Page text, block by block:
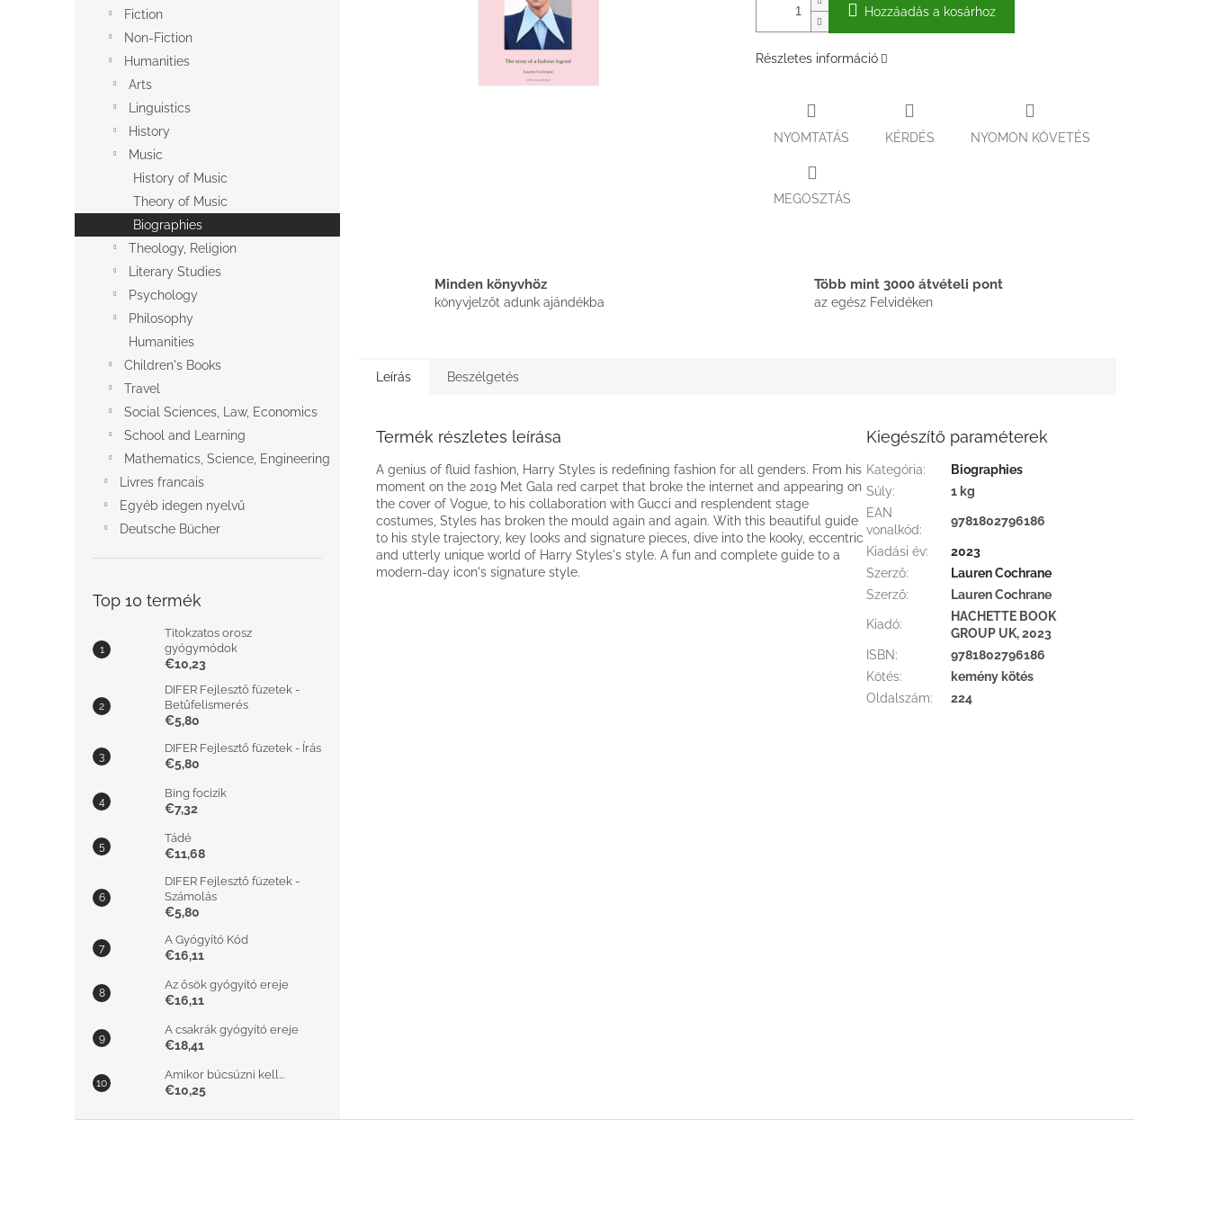
Fiction
Non-Fiction
Humanities
Arts
Linguistics
History
Music
History of Music
Theory of Music
Biographies
Theology, Religion
Literary Studies
Psychology
Philosophy
Humanities
Children's Books
Travel
Social Sciences, Law, Economics
School and Learning
Mathematics, Science, Engineering
Livres francais
Egyéb idegen nyelvű
Deutsche Bücher
Top 10 termék
Titokzatos orosz
gyógymódok
€10,23
DIFER Fejlesztő füzetek -
Betűfelismerés
€5,80
DIFER Fejlesztő füzetek - Írás
€5,80
Bing focizik
€7,32
Tádé
€11,68
DIFER Fejlesztő füzetek -
Számolás
€5,80
A Gyógyító Kód
€16,11
Az ősök gyógyító ereje
€16,11
A csakrák gyógyító ereje
€18,41
Amikor búcsúzni kell...
€10,25
Hozzáadás a kosárhoz
Részletes információ
NYOMTATÁS KÉRDÉS NYOMON KÖVETÉS
MEGOSZTÁS
Minden könyvhöz
könyvjelzőt adunk ajándékba
Több mint 3000 átvételi pont
az egész Felvidéken
Leírás Beszélgetés
Termék részletes leírása
A genius of fluid fashion, Harry Styles is redefining fashion for all genders. From his
moment on the 2019 Met Gala red carpet that broke the internet and appearing on
the cover of Vogue, to his collaboration with Gucci and resplendent stage
costumes, Styles has broken the mould again and again. With this beautiful guide
to his style trajectory, key looks and signature pieces, dive into the kooky, eccentric
and utterly unique world of Harry Styles's style. A fun and complete guide to a
modern-day icon's signature style.
Kiegészítő paraméterek
Kategória:
Biographies
Súly:
1 kg
EAN
vonalkód:
9781802796186
Kiadási év:
2023
Szerző:
Lauren Cochrane
Szerző: Lauren Cochrane
Kiadó:
HACHETTE BOOK
GROUP UK, 2023
ISBN:
9781802796186
Kötés:
kemény kötés
Oldalszám: 224